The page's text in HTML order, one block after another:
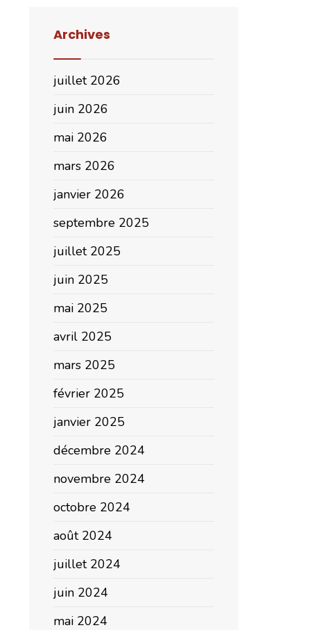
Archives
juillet 2026
juin 2026
mai 2026
mars 2026
janvier 2026
septembre 2025
juillet 2025
juin 2025
mai 2025
avril 2025
mars 2025
février 2025
janvier 2025
décembre 2024
novembre 2024
octobre 2024
août 2024
juillet 2024
juin 2024
mai 2024